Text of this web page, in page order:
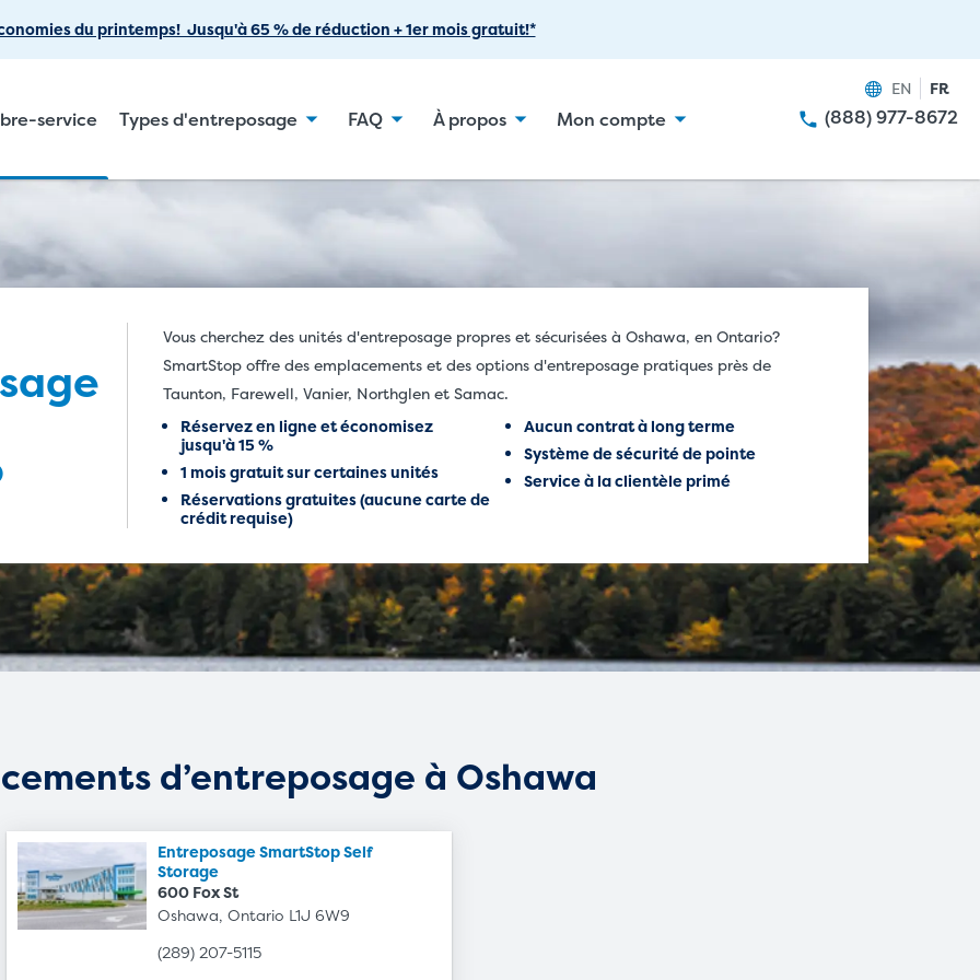
au
du printemps! Jusqu'à 65 % de réduction + 1er mois gratuit!*
service Types d'entreposage FAQ À propos Mon compte (888) 977-8672
EN FR
Vous cherchez des unités d'entreposage propres et sécurisées à Oshawa, en Ontario?
SmartStop offre des emplacements et des options d'entreposage pratiques près de
Taunton, Farewell, Vanier, Northglen et Samac.
Réservez en ligne et économisez
jusqu'à 15 %
1 mois gratuit sur certaines unités
Réservations gratuites (aucune carte de
crédit requise)
Aucun contrat à long terme
Système de sécurité de pointe
Service à la clientèle primé
d’entreposage à Oshawa
Entreposage SmartStop Self
Storage
600 Fox St
Oshawa, Ontario L1J 6W9
(289) 207-5115